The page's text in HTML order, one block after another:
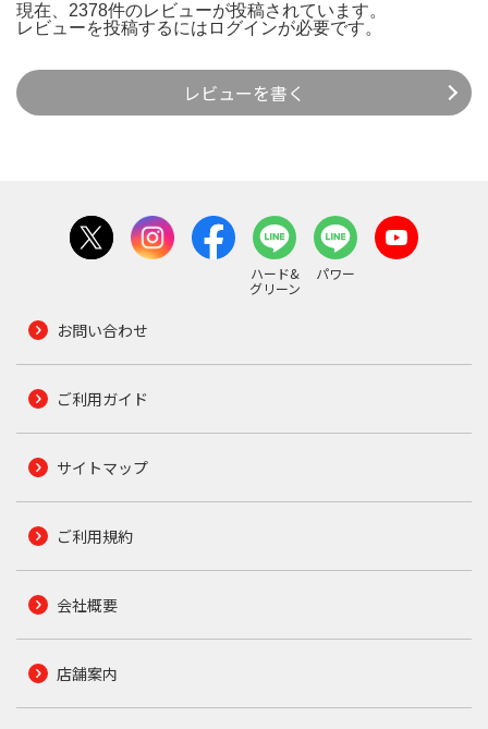
現在、2378件のレビューが投稿されています。
レビューを投稿するには ログインが必要です。
レビューを書く
ハード&
グリーン
パワー
お問い合わせ
ご利用ガイド
サイトマップ
ご利用規約
会社概要
店舗案内